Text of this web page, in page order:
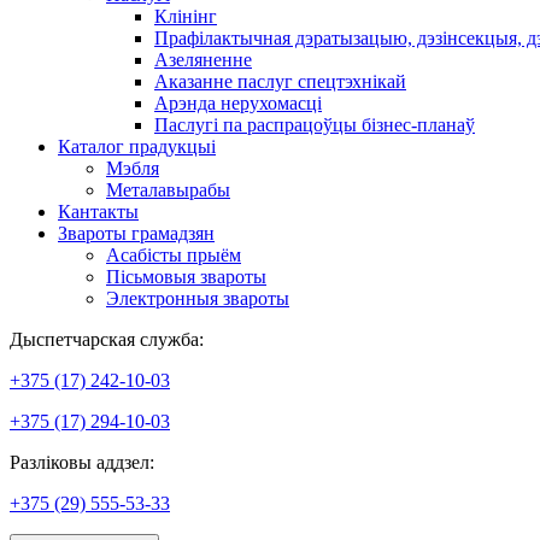
Клінінг
Прафілактычная дэратызацыю, дэзiнсекцыя,
Азеляненне
Аказанне паслуг спецтэхнікай
Арэнда нерухомасці
Паслугі па распрацоўцы бізнес-планаў
Каталог прадукцыі
Мэбля
Металавырабы
Кантакты
Звароты грамадзян
Асабісты прыём
Пісьмовыя звароты
Электронныя звароты
Дыспетчарская служба:
+375 (17) 242-10-03
+375 (17) 294-10-03
Разліковы аддзел:
+375 (29) 555-53-33